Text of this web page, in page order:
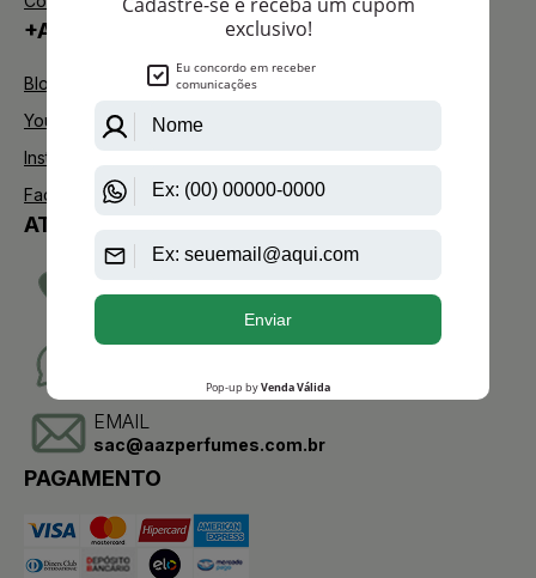
+AAZ PERFUMES
Blog
Youtube
Instagram
Facebook
ATENDIMENTO
(11)2275-0076
WHATSAPP
EMAIL
sac@aazperfumes.com.br
PAGAMENTO